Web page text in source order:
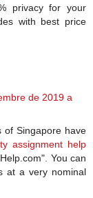
privacy for your
with best price
de 2019 a
of Singapore have
assignment help
You can
at a very nominal